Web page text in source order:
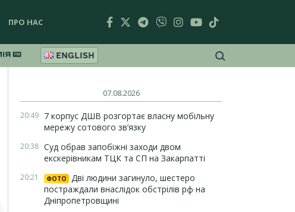
ПРО НАС
ENGLISH
07.08.2026
20:49 7 корпус ДШВ розгортає власну мобільну
мережу сотового зв’язку
20:38 Суд обрав запобіжні заходи двом
екскерівникам ТЦК та СП на Закарпатті
20:21 ФОТО
Дві людини загинуло, шестеро
постраждали внаслідок обстрілів рф на
Дніпропетровщині